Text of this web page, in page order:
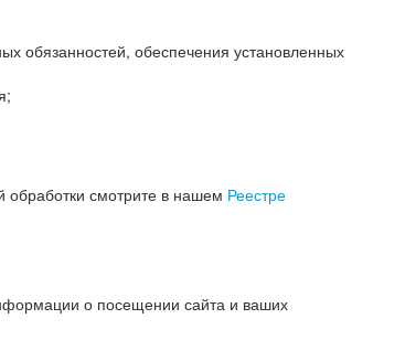
обязанностей, обеспечения установленных
обработки смотрите в нашем Реестре
о посещении сайта и ваших